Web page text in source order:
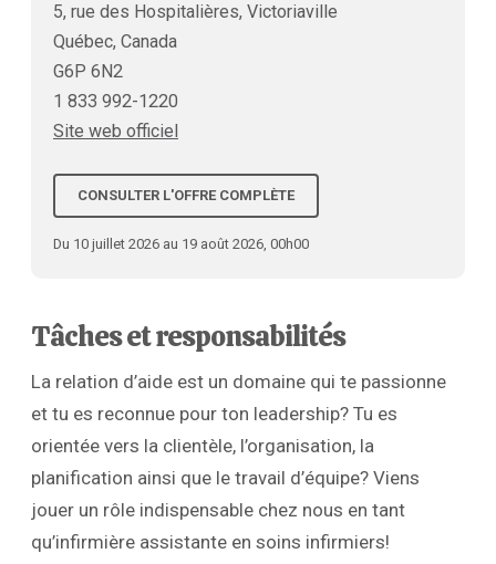
5, rue des Hospitalières, Victoriaville
Québec, Canada
G6P 6N2
1 833 992-1220
Site web officiel
CONSULTER L'OFFRE COMPLÈTE
Du 10 juillet 2026 au 19 août 2026, 00h00
Tâches et responsabilités
La relation d’aide est un domaine qui te passionne
et tu es reconnue pour ton leadership? Tu es
orientée vers la clientèle, l’organisation, la
planification ainsi que le travail d’équipe? Viens
jouer un rôle indispensable chez nous en tant
qu’infirmière assistante en soins infirmiers!